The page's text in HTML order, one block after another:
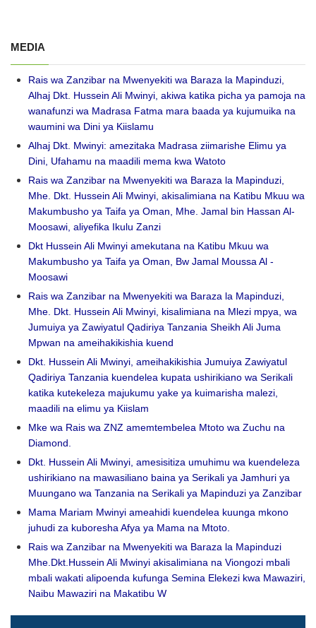
MEDIA
Rais wa Zanzibar na Mwenyekiti wa Baraza la Mapinduzi,
Alhaj Dkt. Hussein Ali Mwinyi, akiwa katika picha ya pamoja na
wanafunzi wa Madrasa Fatma mara baada ya kujumuika na
waumini wa Dini ya Kiislamu
Alhaj Dkt. Mwinyi: amezitaka Madrasa ziimarishe Elimu ya
Dini, Ufahamu na maadili mema kwa Watoto
Rais wa Zanzibar na Mwenyekiti wa Baraza la Mapinduzi,
Mhe. Dkt. Hussein Ali Mwinyi, akisalimiana na Katibu Mkuu wa
Makumbusho ya Taifa ya Oman, Mhe. Jamal bin Hassan Al-
Moosawi, aliyefika Ikulu Zanzi
Dkt Hussein Ali Mwinyi amekutana na Katibu Mkuu wa
Makumbusho ya Taifa ya Oman, Bw Jamal Moussa Al -
Moosawi
Rais wa Zanzibar na Mwenyekiti wa Baraza la Mapinduzi,
Mhe. Dkt. Hussein Ali Mwinyi, kisalimiana na Mlezi mpya, wa
Jumuiya ya Zawiyatul Qadiriya Tanzania Sheikh Ali Juma
Mpwan na ameihakikishia kuend
Dkt. Hussein Ali Mwinyi, ameihakikishia Jumuiya Zawiyatul
Qadiriya Tanzania kuendelea kupata ushirikiano wa Serikali
katika kutekeleza majukumu yake ya kuimarisha malezi,
maadili na elimu ya Kiislam
Mke wa Rais wa ZNZ amemtembelea Mtoto wa Zuchu na
Diamond.
Dkt. Hussein Ali Mwinyi, amesisitiza umuhimu wa kuendeleza
ushirikiano na mawasiliano baina ya Serikali ya Jamhuri ya
Muungano wa Tanzania na Serikali ya Mapinduzi ya Zanzibar
Mama Mariam Mwinyi ameahidi kuendelea kuunga mkono
juhudi za kuboresha Afya ya Mama na Mtoto.
Rais wa Zanzibar na Mwenyekiti wa Baraza la Mapinduzi
Mhe.Dkt.Hussein Ali Mwinyi akisalimiana na Viongozi mbali
mbali wakati alipoenda kufunga Semina Elekezi kwa Mawaziri,
Naibu Mawaziri na Makatibu W